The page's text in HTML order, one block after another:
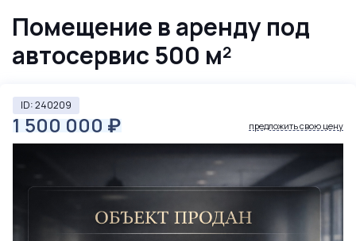
Помещение в аренду под
автосервис 500 м²
ID: 240209
1 500 000 ₽ предложить свою цену